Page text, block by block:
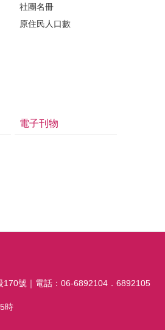
社團名冊
原住民人口數
電子刊物
號｜電話：06-6892104．6892105
時